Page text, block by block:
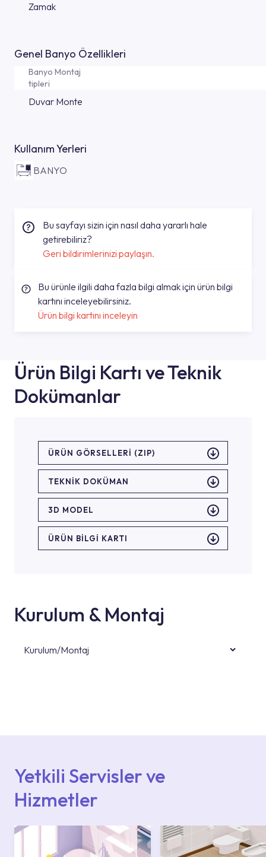
Zamak
Genel Banyo Özellikleri
Banyo Montaj
tipleri
Duvar Monte
Kullanım Yerleri
BANYO
Bu sayfayı sizin için nasıl daha yararlı hale
getirebiliriz?
Geri bildirimlerinizi paylaşın.
Bu ürünle ilgili daha fazla bilgi almak için ürün bilgi
kartını inceleyebilirsiniz.
Ürün bilgi kartını inceleyin
Ürün Bilgi Kartı ve Teknik
Dokümanlar
ÜRÜN GÖRSELLERI (ZIP)
TEKNİK DOKÜMAN
3D MODEL
ÜRÜN BILGI KARTI
Kurulum & Montaj
Kurulum/Montaj
Yetkili Servisler ve
Hizmetler